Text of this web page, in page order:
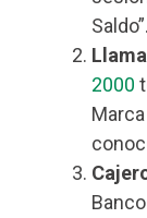
Saldo”.
2000